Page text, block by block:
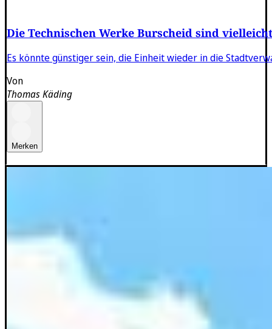
Die Technischen Werke Burscheid sind
Es könnte günstiger sein, die Einheit wieder in die
Von
Thomas Käding
Merken